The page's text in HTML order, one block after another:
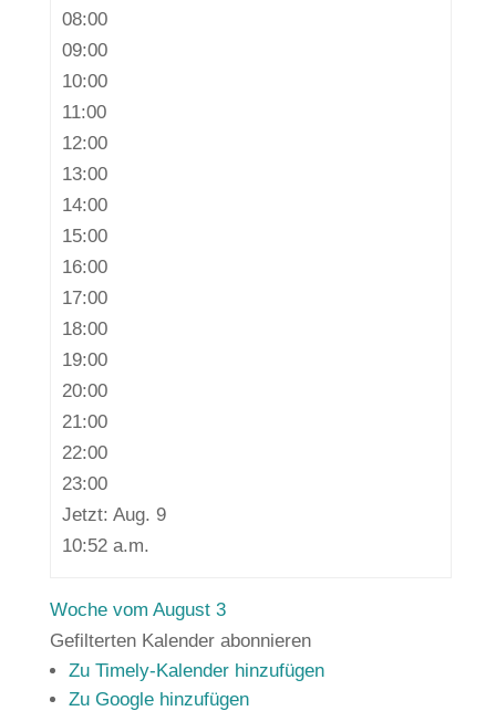
08:00
09:00
10:00
11:00
12:00
13:00
14:00
15:00
16:00
17:00
18:00
19:00
20:00
21:00
22:00
23:00
Jetzt: Aug. 9
10:52 a.m.
Woche vom August 3
Gefilterten Kalender abonnieren
Zu Timely-Kalender hinzufügen
Zu Google hinzufügen